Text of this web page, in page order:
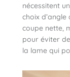
nécessitent
choix
coupe nette,
pour éviter
la lame qui